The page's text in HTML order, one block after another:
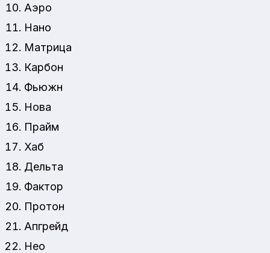
Аэро
Нано
Матрица
Карбон
Фьюжн
Нова
Прайм
Хаб
Дельта
Фактор
Протон
Апгрейд
Нео